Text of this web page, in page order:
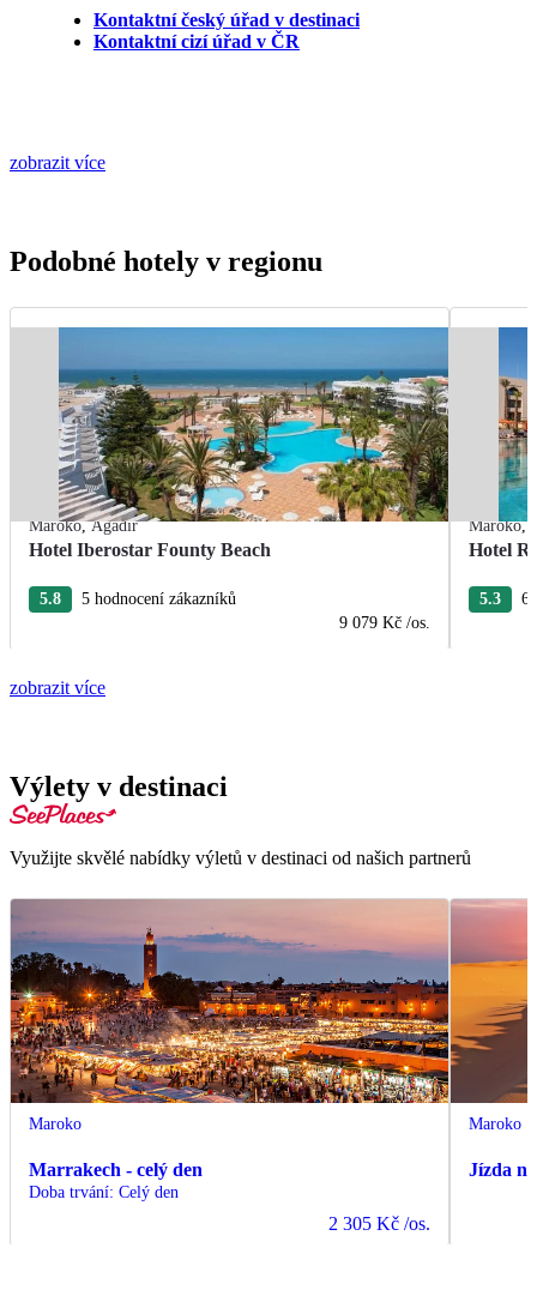
Kontaktní český úřad v destinaci
Kontaktní cizí úřad v ČR
zobrazit více
Podobné hotely v regionu
Maroko,Agadir
Hotel Iberostar Founty Beach
5.8
5 hodnocení zákazníků
9 079 Kč /os.
Maroko,
Hotel
5.3 6
zobrazit více
Výlety v destinaci
Využijte skvělé nabídky výletů v destinaci od našich partnerů
Maroko
Marrakech - celý den
Doba trvání: Celý den
2 305 Kč /os.
Maroko
Jízda